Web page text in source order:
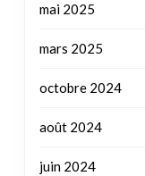
mai 2025
mars 2025
octobre 2024
août 2024
juin 2024